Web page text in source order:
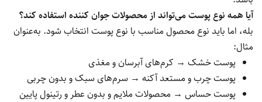
آیا همه نوع پوست می‌تواند از محصولات جوان کننده استفاده کند؟
بله، اما باید نوع محصول مناسب با نوع پوست انتخاب شود. به‌عنوان
مثال:
پوست خشک → کرم‌های آبرسان و مغذی
پوست چرب و مستعد آکنه → سرم‌های سبک و بدون چربی
پوست حساس → محصولات ملایم و بدون عطر و رتینول پایین